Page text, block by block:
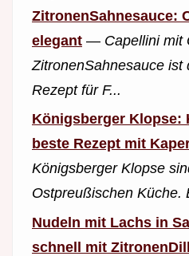
ZitronenSahnesauce:
elegant — Capellini mit
ZitronenSahnesauce ist
Rezept für F...
Königsberger Klopse:
beste Rezept mit
Königsberger Klopse
Ostpreußischen Küche.
Nudeln mit Lachs in
schnell mit